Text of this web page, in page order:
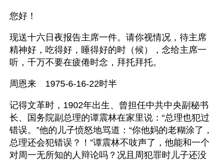
您好！
现送十六日夜报告主席一件。请你视情况，待主席
精神好，吃得好，睡得好的时（候），念给主席一
听，千万不要在疲倦时念，拜托拜托。
周恩来　1975-6-16-22时半
记得文革时，1902年出生、曾担任中共中央副秘书
长、国务院副总理的谭震林在家里说：“总理也犯过
错误。”他的儿子愤怒地骂道：“你他妈的老糊涂了，
总理还会犯错误？！”谭震林不吱声了，他能和一个
对周一无所知的人辩论吗？况且周犯罪时儿子还没